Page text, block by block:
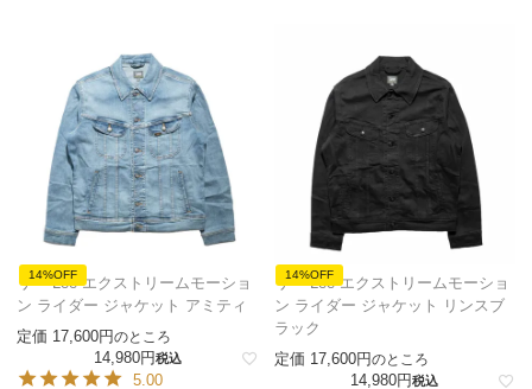
14%OFF
リー Lee エクストリームモーショ
ン ライダー ジャケット アミティ
定価 17,600 のところ
14,980 税込
5.00
14%OFF
リー Lee エクストリームモーショ
ン ライダー ジャケット リンスブ
ラック
定価 17,600 のところ
14,980 税込